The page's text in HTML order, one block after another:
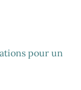
pour un